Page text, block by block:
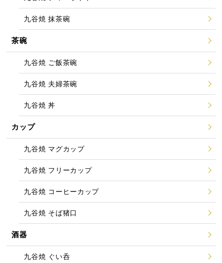
九谷焼 抹茶碗
茶碗
九谷焼 ご飯茶碗
九谷焼 夫婦茶碗
九谷焼 丼
カップ
九谷焼 マグカップ
九谷焼 フリーカップ
九谷焼 コーヒーカップ
九谷焼 そば猪口
酒器
九谷焼 ぐい呑